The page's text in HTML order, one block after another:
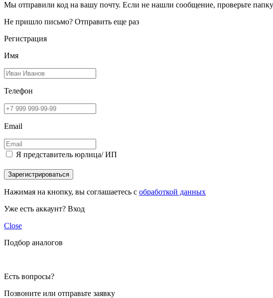
Мы отправили код на вашу почту. Если не нашли сообщение, проверьте
Не пришло письмо? Отправить еще раз
Регистрация
Имя
Телефон
Email
Я представитель юрлица/ ИП
Зарегистрироваться
Нажимая на кнопку, вы соглашаетесь с обработкой данных
Уже есть аккаунт? Вход
Close
Подбор аналогов
Есть вопросы?
Позвоните или отправьте заявку